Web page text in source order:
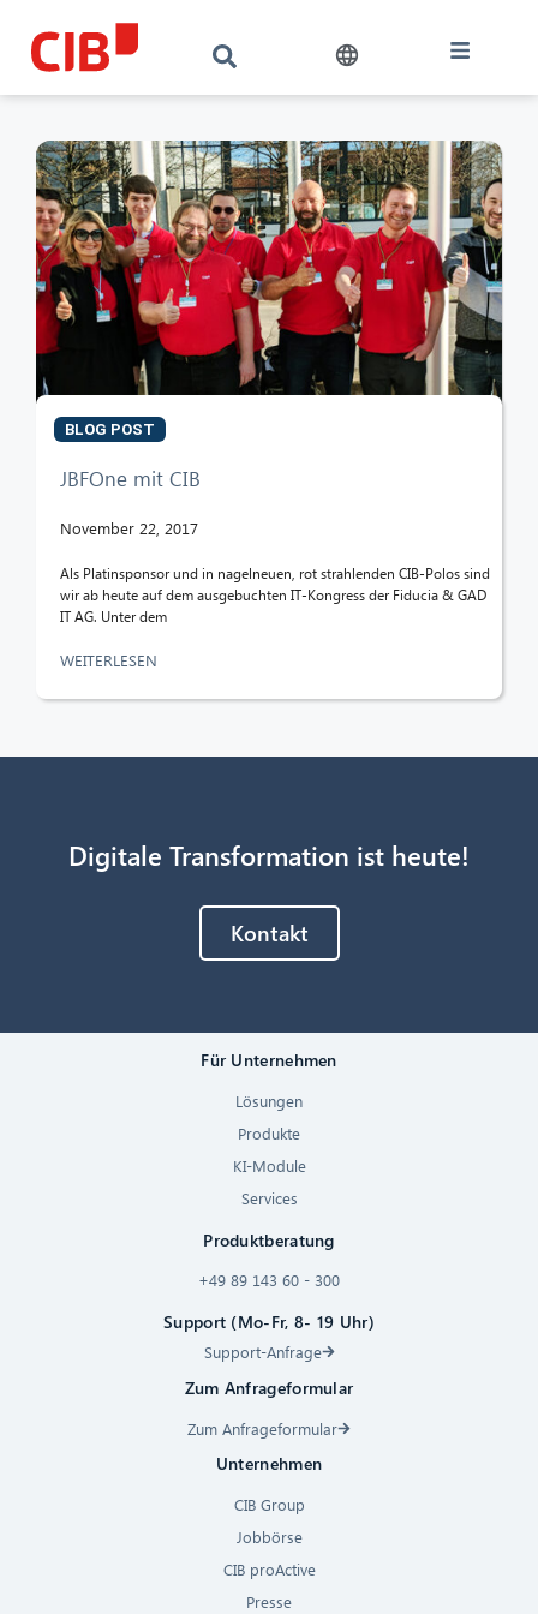
BLOG POST
JBFOne mit CIB
November 22, 2017
Als Platinsponsor und in nagelneuen, rot strahlenden CIB-Polos sind
wir ab heute auf dem ausgebuchten IT-Kongress der Fiducia & GAD
IT AG. Unter dem
WEITERLESEN
Digitale Transformation ist heute!
Kontakt
Für Unternehmen
Lösungen
Produkte
KI-Module
Services
Produktberatung
+49 89 143 60 - 300
Support (Mo-Fr, 8- 19 Uhr)
Support-Anfrage
Zum Anfrageformular
Zum Anfrageformular
Unternehmen
CIB Group
Jobbörse
CIB proActive
Presse
CIB AI ChatBot